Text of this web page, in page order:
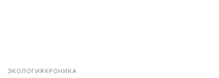
ЭКОЛОГИЯХРОНИКА